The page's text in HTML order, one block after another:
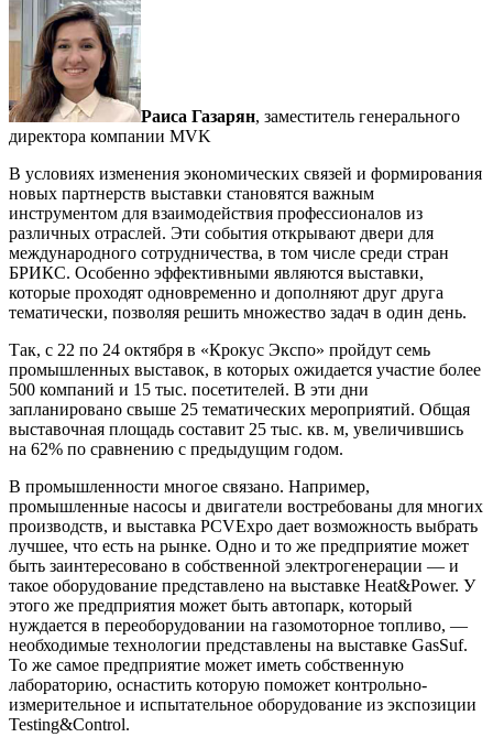
Раиса Газарян, заместитель генерального
директора компании MVK
В условиях изменения экономических связей и формирования
новых партнерств выставки становятся важным
инструментом для взаимодействия профессионалов из
различных отраслей. Эти события открывают двери для
международного сотрудничества, в том числе среди стран
БРИКС. Особенно эффективными являются выставки,
которые проходят одновременно и дополняют друг друга
тематически, позволяя решить множество задач в один день.
Так, с 22 по 24 октября в «Крокус Экспо» пройдут семь
промышленных выставок, в которых ожидается участие более
500 компаний и 15 тыс. посетителей. В эти дни
запланировано свыше 25 тематических мероприятий. Общая
выставочная площадь составит 25 тыс. кв. м, увеличившись
на 62% по сравнению с предыдущим годом.
В промышленности многое связано. Например,
промышленные насосы и двигатели востребованы для многих
производств, и выставка PCVExpo дает возможность выбрать
лучшее, что есть на рынке. Одно и то же предприятие может
быть заинтересовано в собственной электрогенерации — и
такое оборудование представлено на выставке Heat&Power. У
этого же предприятия может быть автопарк, который
нуждается в переоборудовании на газомоторное топливо, —
необходимые технологии представлены на выставке GasSuf.
То же самое предприятие может иметь собственную
лабораторию, оснастить которую поможет контрольно-
измерительное и испытательное оборудование из экспозиции
Testing&Control.